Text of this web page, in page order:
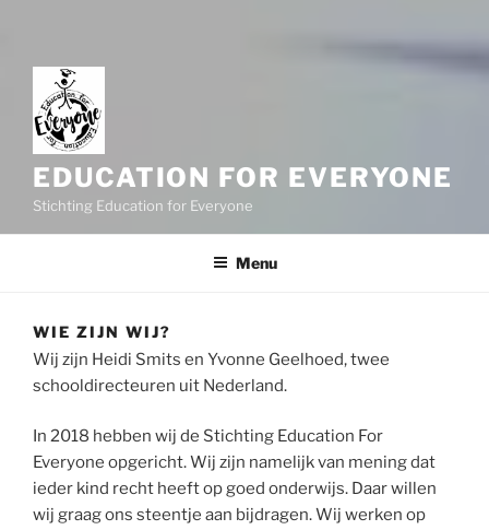
EDUCATION FOR EVERYONE
Stichting Education for Everyone
Menu
WIE ZIJN WIJ?
Wij zijn Heidi Smits en Yvonne Geelhoed, twee
schooldirecteuren uit Nederland.
In 2018 hebben wij de Stichting Education For
Everyone opgericht. Wij zijn namelijk van mening dat
ieder kind recht heeft op goed onderwijs. Daar willen
wij graag ons steentje aan bijdragen. Wij werken op